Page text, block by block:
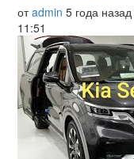
отadmin 5 года назад
11:51